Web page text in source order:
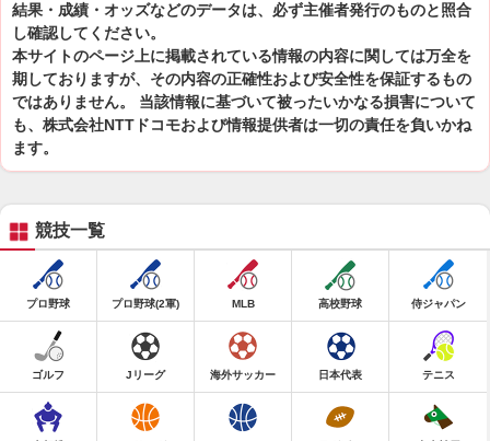
結果・成績・オッズなどのデータは、必ず主催者発行のものと照合
し確認してください。
本サイトのページ上に掲載されている情報の内容に関しては万全を
期しておりますが、その内容の正確性および安全性を保証するもの
ではありません。 当該情報に基づいて被ったいかなる損害について
も、株式会社NTTドコモおよび情報提供者は一切の責任を負いかね
ます。
競技一覧
プロ野球 プロ野球(2軍) MLB 高校野球 侍ジャパン
ゴルフ Jリーグ 海外サッカー 日本代表 テニス